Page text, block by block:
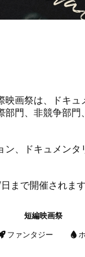
画祭は、ドキ
門、非競争部
ン、ドキュメン
まで開催されます
短編映画祭
ファンタジー